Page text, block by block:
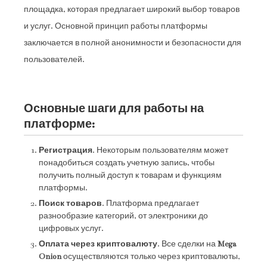
площадка, которая предлагает широкий выбор товаров
и услуг. Основной принцип работы платформы
заключается в полной анонимности и безопасности для
пользователей.
Основные шаги для работы на
платформе:
Регистрация. Некоторым пользователям может
понадобиться создать учетную запись, чтобы
получить полный доступ к товарам и функциям
платформы.
Поиск товаров. Платформа предлагает
разнообразие категорий, от электроники до
цифровых услуг.
Оплата через криптовалюту. Все сделки наMega
Onionосуществляются только через криптовалюты,